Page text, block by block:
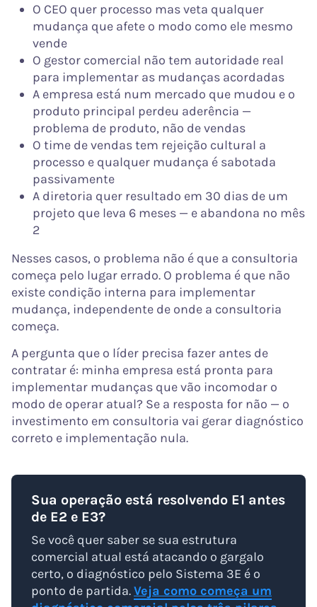
O CEO quer processo mas veta qualquer
mudança que afete o modo como ele mesmo
vende
O gestor comercial não tem autoridade real
para implementar as mudanças acordadas
A empresa está num mercado que mudou e o
produto principal perdeu aderência —
problema de produto, não de vendas
O time de vendas tem rejeição cultural a
processo e qualquer mudança é sabotada
passivamente
A diretoria quer resultado em 30 dias de um
projeto que leva 6 meses — e abandona no mês
2
Nesses casos, o problema não é que a consultoria
começa pelo lugar errado. O problema é que não
existe condição interna para implementar
mudança, independente de onde a consultoria
começa.
A pergunta que o líder precisa fazer antes de
contratar é: minha empresa está pronta para
implementar mudanças que vão incomodar o
modo de operar atual? Se a resposta for não — o
investimento em consultoria vai gerar diagnóstico
correto e implementação nula.
Sua operação está resolvendo E1 antes
de E2 e E3?
Se você quer saber se sua estrutura
comercial atual está atacando o gargalo
certo, o diagnóstico pelo Sistema 3E é o
ponto de partida.Veja como começa um